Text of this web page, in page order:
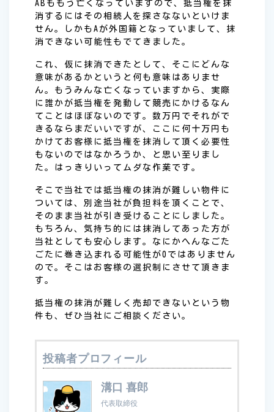
ABももう亡くなっていますので、抵当権を抹
消するにはその相続人を探さなないといけま
せん。しかもAが外国籍となっていまして、抹
消できない可能性もでてきました。
これ、仮に抹消できたとして、そこにどんな
意味があるかというと何も意味はありませ
ん。もうみんな亡くなっていますから、実際
に誰かが抵当権を発動して競売にかけるなん
てことはほぼないのです。数万円でそれがで
きるならまだいいですが、ここに何十万円も
かけてお客様に抵当権を抹消して頂く必要性
もないのではなかろうか、と思い至りまし
た。はっきりいってムダな作業です。
そこで当社では抵当権の抹消が難しい物件に
ついては、別途当社が負担料を頂くことで、
そのまま当社が引き受けることにしました。
もちろん、気持ち的には抹消してあった方が
当社としても安心します。なにかへんなごた
ごたに巻き込まれる可能性が0ではありません
ので。そこはお客様の選択制にさせて頂きま
す。
抵当権の抹消が難しく売却できないという物
件も、ぜひ当社にご相談ください。
投稿者プロフィール
溝口 喜郎
代表取締役